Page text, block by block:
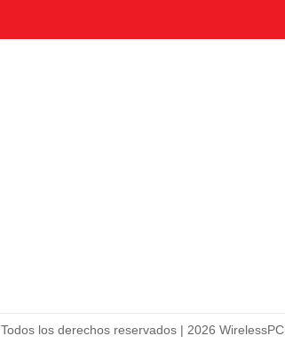
Todos los derechos reservados | 2026 WirelessPC.